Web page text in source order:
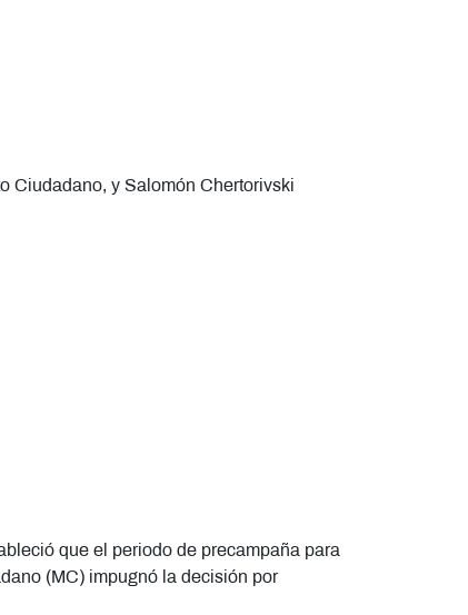
Ciudadano, y Salomón Chertorivski
que el periodo de precampaña para
(MC) impugnó la decisión por